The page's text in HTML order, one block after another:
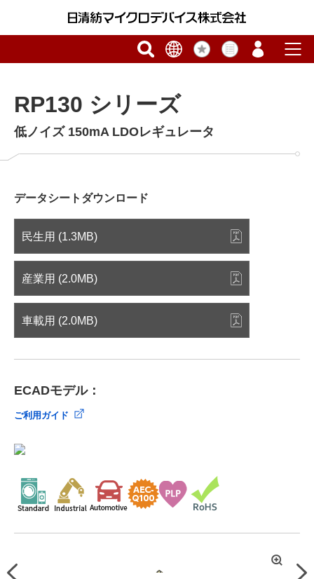
RP130 シリーズ
低ノイズ 150mA LDOレギュレータ
データシートダウンロード
民生用 (1.3MB)
産業用 (2.0MB)
車載用 (2.0MB)
ECADモデル：
ご利用ガイド
Previous
拡